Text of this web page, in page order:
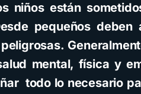
niños están
pequeños deben
mental, física y
todo lo necesario